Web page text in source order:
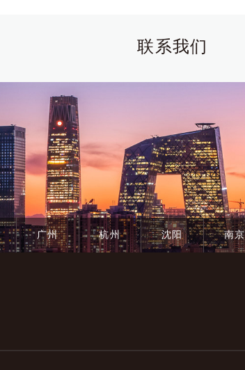
联系我们
广州 杭州 沈阳 南京